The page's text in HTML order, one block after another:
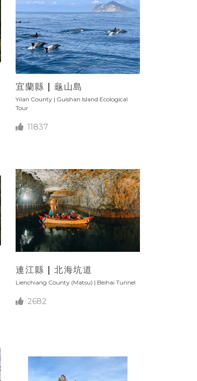
宜蘭縣 | 龜山島
Yilan County | Guishan Island Ecological
Tour
11837
連江縣 | 北海坑道
Lienchiang County (Matsu) | Beihai Tunnel
2682